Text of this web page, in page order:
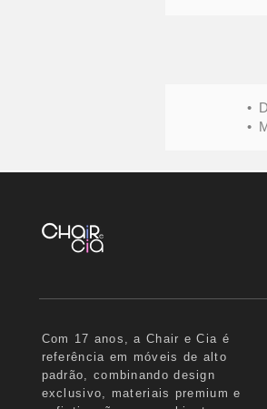
• Design
•
Com 17 anos, a Chair e Cia é
referência em móveis de alto
padrão, combinando design
exclusivo, materiais premium e